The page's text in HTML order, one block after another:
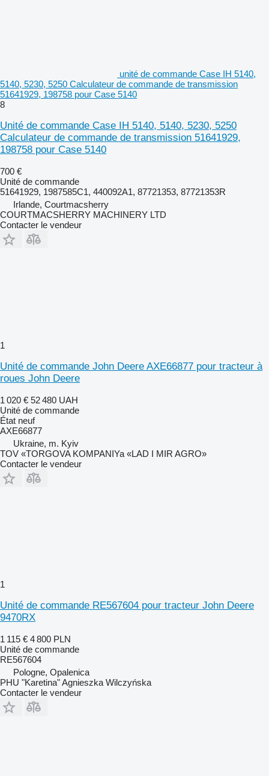
unité de commande Case IH 5140,
5140, 5230, 5250 Calculateur de commande de transmission
51641929, 198758 pour Case 5140
8
Unité de commande Case IH 5140, 5140, 5230, 5250
Calculateur de commande de transmission 51641929,
198758 pour Case 5140
700 €
Unité de commande
51641929, 1987585C1, 440092A1, 87721353, 87721353R
Irlande, Courtmacsherry
COURTMACSHERRY MACHINERY LTD
Contacter le vendeur
1
Unité de commande John Deere AXE66877 pour tracteur à
roues John Deere
1 020 € 52 480 UAH
Unité de commande
État neuf
AXE66877
Ukraine, m. Kyiv
TOV «TORGOVA KOMPANIYa «LAD I MIR AGRO»
Contacter le vendeur
1
Unité de commande RE567604 pour tracteur John Deere
9470RX
1 115 € 4 800 PLN
Unité de commande
RE567604
Pologne, Opalenica
PHU "Karetina" Agnieszka Wilczyńska
Contacter le vendeur